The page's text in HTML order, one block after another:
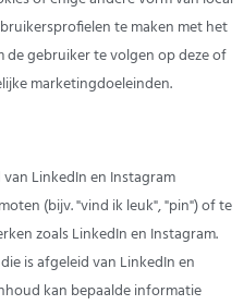
te maken met het
gebruiker te volgen op deze of
marketingdoeleinden.
LinkedIn en Instagram
(bijv. "vind ik leuk", "pin") of te
zoals LinkedIn en Instagram.
is afgeleid van LinkedIn en
kan bepaalde informatie